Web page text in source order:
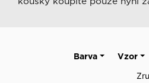
Vzor
Barva